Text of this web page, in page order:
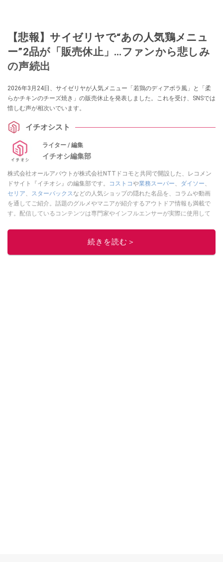
【悲報】サイゼリヤで“あの人気鶏メニュ
ー”2品が「販売休止」…ファンから悲しみ
の声続出
2026年3月24日、サイゼリヤが人気メニュー「若鶏のディアボラ風」と「柔
らかチキンのチーズ焼き」の販売休止を発表しました。これを受け、SNSでは
惜しむ声が相次いでいます。
イチオシスト
ライター / 編集
イチオシ編集部
株式会社オールアバウトが株式会社NTTドコモと共同で開設した、レコメン
ドサイト『イチオシ』の編集部です。
コストコや業務スーパー、 ダイソー、
セリア、 スターバックスなどの人気ショップの隠れた名品を、コラムや動画
を通してご紹介。話題のグルメやマニアが紹介するアウトドア情報も満載で
す。配信しているコンテンツは専門家やインフルエンサーが実際に使用して
ニュースでフォロー
続きを読む＞